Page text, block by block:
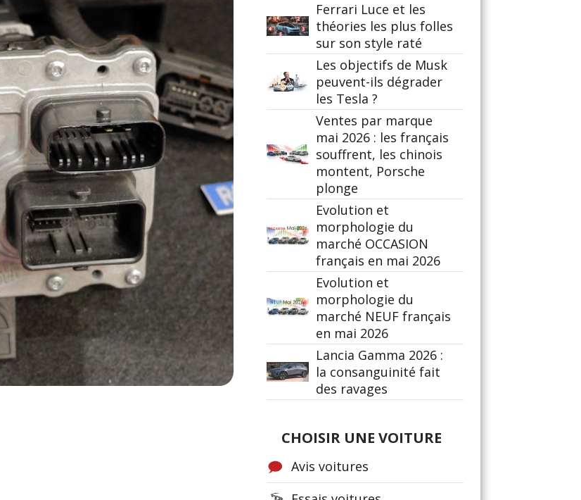
Ferrari Luce et les
théories les plus folles
sur son style raté
Les objectifs de Musk
peuvent-ils dégrader
les Tesla ?
Ventes par marque
mai 2026 : les français
souffrent, les chinois
montent, Porsche
plonge
Evolution et
morphologie du
marché OCCASION
français en mai 2026
Evolution et
morphologie du
marché NEUF français
en mai 2026
Lancia Gamma 2026 :
la consanguinité fait
des ravages
CHOISIR UNE VOITURE
Avis voitures